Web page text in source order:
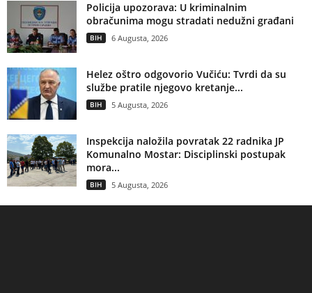
Policija upozorava: U kriminalnim
obračunima mogu stradati nedužni građani
BIH 6 Augusta, 2026
Helez oštro odgovorio Vučiću: Tvrdi da su
službe pratile njegovo kretanje...
BIH 5 Augusta, 2026
Inspekcija naložila povratak 22 radnika JP
Komunalno Mostar: Disciplinski postupak
mora...
BIH 5 Augusta, 2026